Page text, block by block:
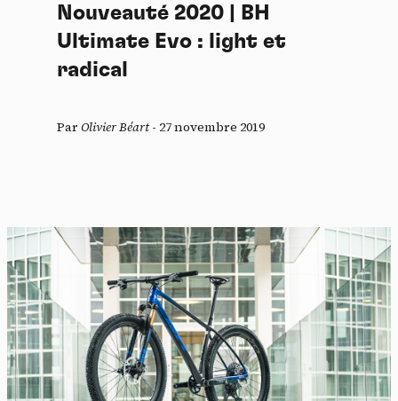
Nouveauté 2020 | BH
Ultimate Evo : light et
radical
ParOlivier Béart- 27 novembre 2019